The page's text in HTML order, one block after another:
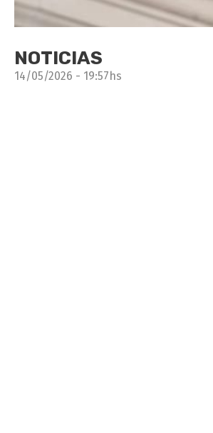
NOTICIAS
14/05/2026 - 19:57hs